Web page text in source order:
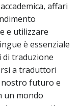
affari
e utilizzare
è essenziale
di traduzione
a traduttori
futuro e
un mondo